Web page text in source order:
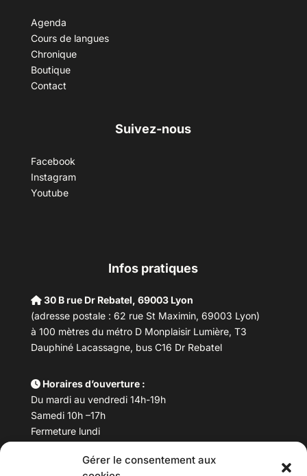
Gérer le consentement aux
Agenda
Cours de langues
Chronique
Boutique
Contact
Suivez-nous
Facebook
Instagram
Youtube
Infos pratiques
30 B rue Dr Rebatel, 69003 Lyon
(adresse postale : 62 rue St Maximin, 69003 Lyon)
à 100 mètres du métro D Monplaisir Lumière, T3
Dauphiné Lacassagne, bus C16 Dr Rebatel
Horaires d’ouverture :
Du mardi au vendredi 14h-19h
Samedi 10h –17h
Fermeture lundi
Téléphone : 04 78 53 06 40